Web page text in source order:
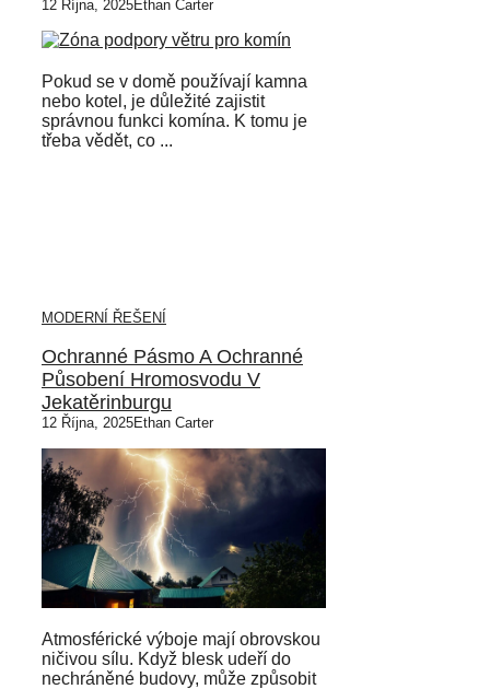
12 Října, 2025Ethan Carter
Pokud se v domě používají kamna
nebo kotel, je důležité zajistit
správnou funkci komína. K tomu je
třeba vědět, co ...
MODERNÍ ŘEŠENÍ
Ochranné Pásmo A Ochranné
Působení Hromosvodu V
Jekatěrinburgu
12 Října, 2025Ethan Carter
Atmosférické výboje mají obrovskou
ničivou sílu. Když blesk udeří do
nechráněné budovy, může způsobit